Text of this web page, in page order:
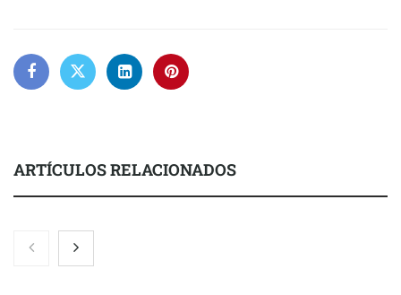
ARTÍCULOS RELACIONADOS
Nicols presenta seis modelos de anillos de compromiso para el
eclipse solar del 12 de agosto